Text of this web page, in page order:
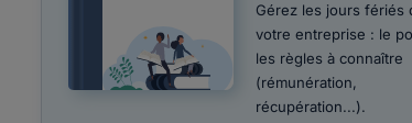
Gérez les jours fériés
votre entreprise : le
les règles à connaître
(rémunération,
récupération...).